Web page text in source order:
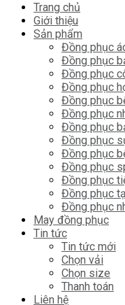
Trang chủ
Giới thiệu
Sản phẩm
Đồng phục
Đồng phục
Đồng phục
Đồng phục
Đồng phục
Đồng phục
Đồng phục
Đồng phục
Đồng phục
Đồng phục
Đồng phục
Đồng phục
Đồng phục
May đồng phục
Tin tức
Tin tức mới
Chọn vải
Chọn size
Thanh toán
Liên hệ